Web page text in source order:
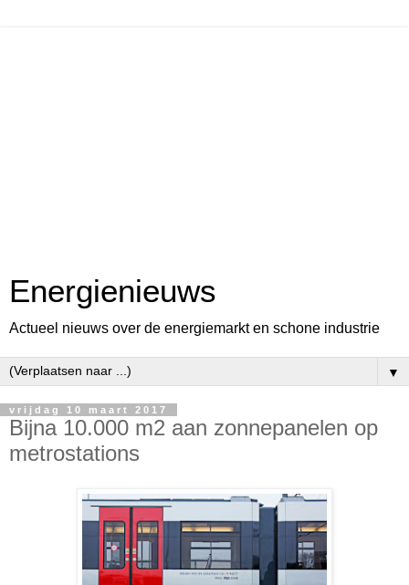
Energienieuws
Actueel nieuws over de energiemarkt en schone industrie
▼
vrijdag 10 maart 2017
Bijna 10.000 m2 aan zonnepanelen op
metrostations